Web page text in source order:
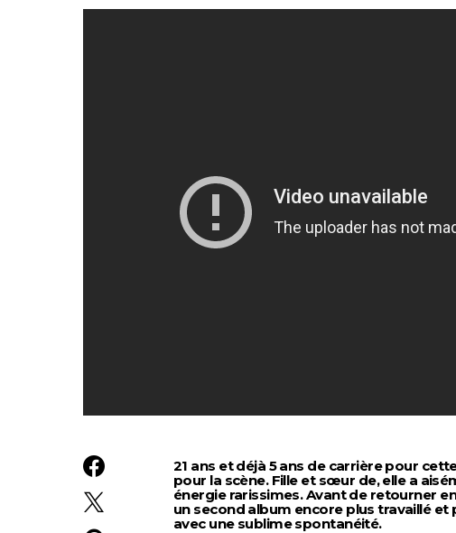
21 ans et déjà 5 ans de carrière pour
pour la scène. Fille et sœur de, elle a
énergie rarissimes. Avant de retourner
un second album encore plus travaillé et
avec une sublime spontanéité.